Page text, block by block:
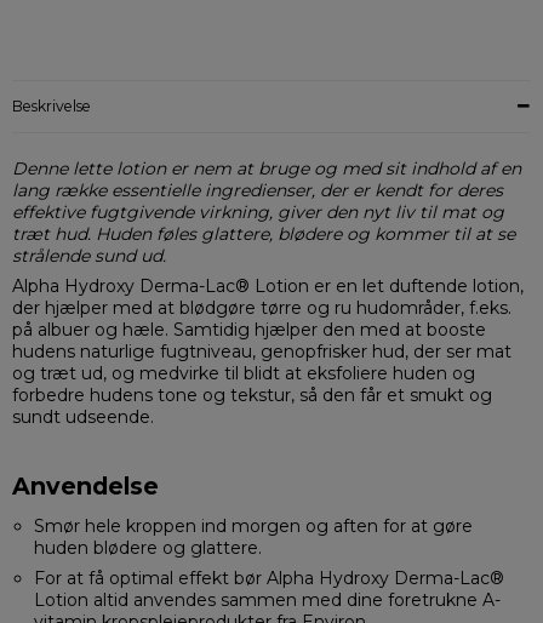
Beskrivelse
Denne lette lotion er nem at bruge og med sit indhold af en
lang række essentielle ingredienser, der er kendt for deres
effektive fugtgivende virkning, giver den nyt liv til mat og
træt hud. Huden føles glattere, blødere og kommer til at se
strålende sund ud.
Alpha Hydroxy Derma-Lac® Lotion er en let duftende lotion,
der hjælper med at blødgøre tørre og ru hudområder, f.eks.
på albuer og hæle. Samtidig hjælper den med at booste
hudens naturlige fugtniveau, genopfrisker hud, der ser mat
og træt ud, og medvirke til blidt at eksfoliere huden og
forbedre hudens tone og tekstur, så den får et smukt og
sundt udseende.
Anvendelse
Smør hele kroppen ind morgen og aften for at gøre
huden blødere og glattere.
For at få optimal effekt bør Alpha Hydroxy Derma-Lac®
Lotion altid anvendes sammen med dine foretrukne A-